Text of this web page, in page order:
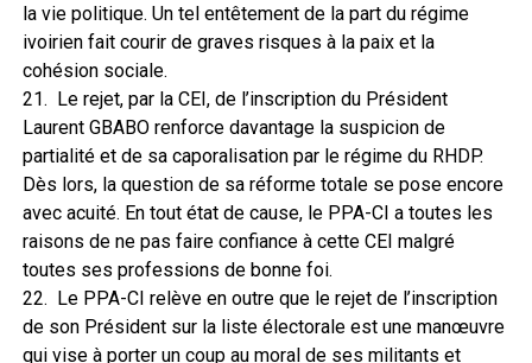
la vie politique. Un tel entêtement de la part du régime
ivoirien fait courir de graves risques à la paix et la
cohésion sociale.
21. Le rejet, par la CEI, de l’inscription du Président
Laurent GBABO renforce davantage la suspicion de
partialité et de sa caporalisation par le régime du RHDP.
Dès lors, la question de sa réforme totale se pose encore
avec acuité. En tout état de cause, le PPA-CI a toutes les
raisons de ne pas faire confiance à cette CEI malgré
toutes ses professions de bonne foi.
22. Le PPA-CI relève en outre que le rejet de l’inscription
de son Président sur la liste électorale est une manœuvre
qui vise à porter un coup au moral de ses militants et